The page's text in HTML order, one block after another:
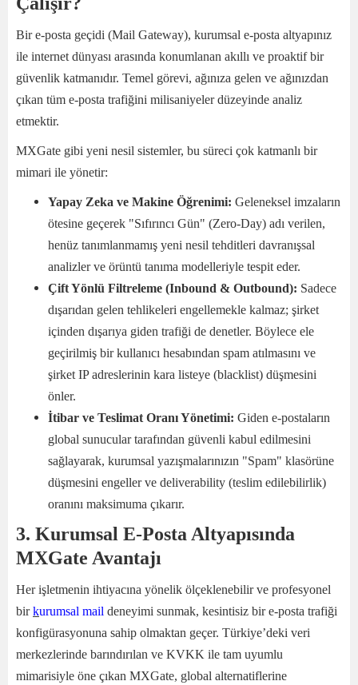
Bir e-posta geçidi (Mail Gateway), kurumsal e-posta altyapınız
ile internet dünyası arasında konumlanan akıllı ve proaktif bir
güvenlik katmanıdır. Temel görevi, ağınıza gelen ve ağınızdan
çıkan tüm e-posta trafiğini milisaniyeler düzeyinde analiz
etmektir.
MXGate gibi yeni nesil sistemler, bu süreci çok katmanlı bir
mimari ile yönetir:
Yapay Zeka ve Makine Öğrenimi: Geleneksel imzaların
ötesine geçerek "Sıfırıncı Gün" (Zero-Day) adı verilen,
henüz tanımlanmamış yeni nesil tehditleri davranışsal
analizler ve örüntü tanıma modelleriyle tespit eder.
Çift Yönlü Filtreleme (Inbound & Outbound): Sadece
dışarıdan gelen tehlikeleri engellemekle kalmaz; şirket
içinden dışarıya giden trafiği de denetler. Böylece ele
geçirilmiş bir kullanıcı hesabından spam atılmasını ve
şirket IP adreslerinin kara listeye (blacklist) düşmesini
önler.
İtibar ve Teslimat Oranı Yönetimi: Giden e-postaların
global sunucular tarafından güvenli kabul edilmesini
sağlayarak, kurumsal yazışmalarınızın "Spam" klasörüne
düşmesini engeller ve deliverability (teslim edilebilirlik)
oranını maksimuma çıkarır.
3. Kurumsal E-Posta Altyapısında
MXGate Avantajı
Her işletmenin ihtiyacına yönelik ölçeklenebilir ve profesyonel
birkurumsal mail deneyimi sunmak, kesintisiz bir e-posta trafiği
konfigürasyonuna sahip olmaktan geçer. Türkiye’deki veri
merkezlerinde barındırılan ve KVKK ile tam uyumlu
mimarisiyle öne çıkan MXGate, global alternatiflerine